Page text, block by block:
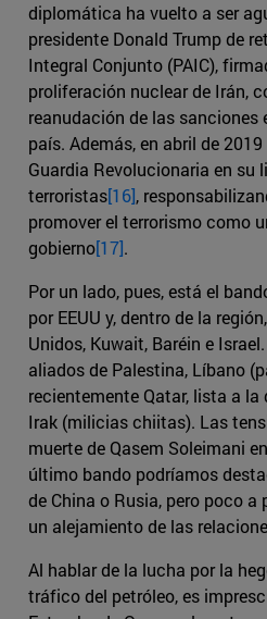
diplomática ha vuelto a ser
presidente Donald Trump de
Integral Conjunto (PAIC),
proliferación nuclear de Irán,
reanudación de las
país. Además, en abril de
Guardia Revolucionaria en su
terroristas[16],
promover el terrorismo como
gobierno[17].
Por un lado, pues, está el
por EEUU y, dentro de la
Unidos, Kuwait, Baréin e
aliados de Palestina, Líbano
recientemente Qatar, lista a la
Irak (milicias chiitas). Las
muerte de Qasem Soleimani
último bando podríamos
de China o Rusia, pero poco
un alejamiento de las
Al hablar de la lucha por la
tráfico del petróleo, es